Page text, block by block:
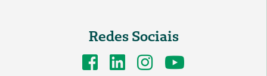
Redes Sociais